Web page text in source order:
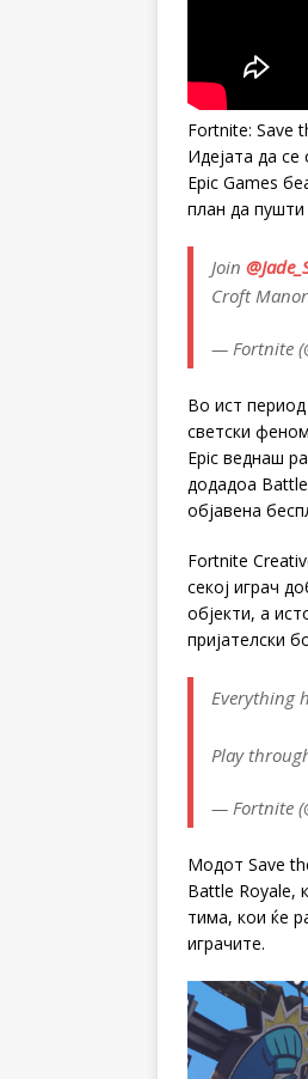
Fortnite: Save
Идејата да
Epic Games
план да пушти
Join
Croft
— Fortnite
Во ист
светски
Epic веднаш
додадоа
објавена
Fortnite
секој играч
објекти, а
пријателски
Everything
Play
— Fortnite
Модот Save
Battle Royale,
тима, кои ќе
играчите.